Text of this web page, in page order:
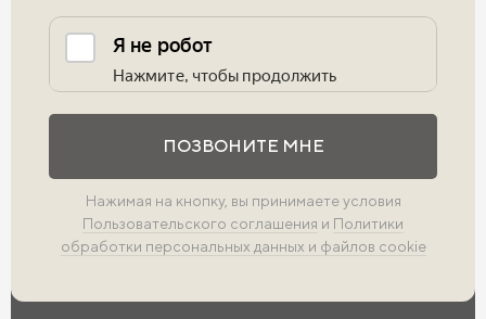
ПОЗВОНИТЕ МНЕ
Нажимая на кнопку, вы принимаете условия
Пользовательского соглашения и Политики
обработки персональных данных и файлов cookie